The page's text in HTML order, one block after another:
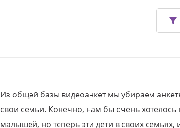
Из общей базы видеоанкет мы убираем
свои семьи. Конечно, нам бы очень хотелось
малышей, но теперь эти дети в своих семьях,